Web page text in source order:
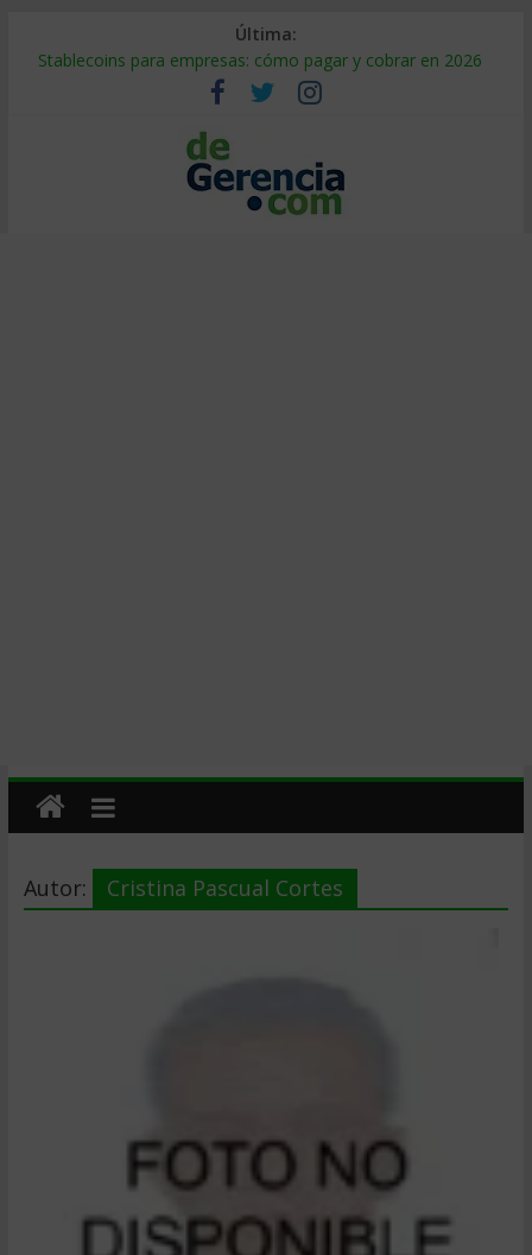
Última:
Stablecoins para empresas: cómo pagar y cobrar en 2026
Despido silencioso: qué es y por qué sale tan caro
IA en selección de personal: cómo auditarla a tiempo
Trabajo forzoso en la cadena de suministro: qué hacer
Mercado hispano de EE. UU.: cómo segmentarlo y venderle
Autor: Cristina Pascual Cortes